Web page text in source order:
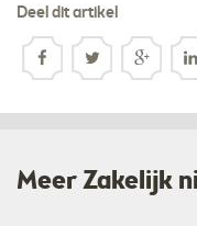
Deel dit artikel
Meer Zakelijk